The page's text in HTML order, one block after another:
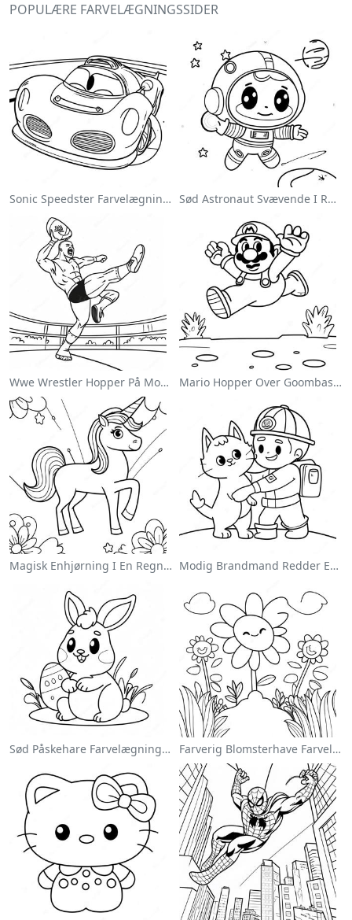
POPULÆRE FARVELÆGNINGSSIDER
Sonic Speedster Farvelægningsside Sød Astronaut Svævende I Rummet Farvelægningsside
Wwe Wrestler Hopper På Modstander Farvelægningsside Mario Hopper Over Goombas Farvelægningsside
Magisk Enhjørning I En Regnbue Farvelægningsside Modig Brandmand Redder En Kat Farvelægningsside
Sød Påskehare Farvelægningsside Farverig Blomsterhave Farvelægningsside